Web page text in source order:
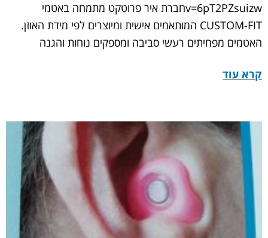
v=6pT2PZsuizwחברת איר פרוטקט מתמחה באטמי
CUSTOM-FIT המותאמים אישית ומיוצרים לפי מידת האוזן.
האטמים מפחיתים רעשי סביבה ומספקים נוחות והגנה
קרא עוד